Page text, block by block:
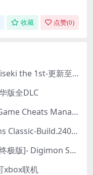
收藏 点赞(0)
[空之轨迹 the 1st]-Sora no Kiseki the 1st-更新至v1.06.4-全DLC
版全DLC
[免费好用的游戏修改器管家]Game Cheats Manager
[三国志经典]-Three Kingdoms Classic-Build.24048091-v1.0.0+5
[数码宝贝物语 时空异客-数字终极版]- Digimon Story Time Stranger-Build.23514637
xbox联机